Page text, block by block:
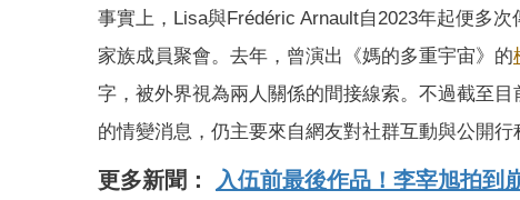
事實上，Lisa與Frédéric Arnault自2023年起便多
家族成員聚會。去年，曾演出《媽的多重宇宙》的
字，被外界視為兩人關係的間接線索。不過截至
的情變消息，仍主要來自網友對社群互動與公開
更多新聞：
入伍前最後作品！李宰旭拍